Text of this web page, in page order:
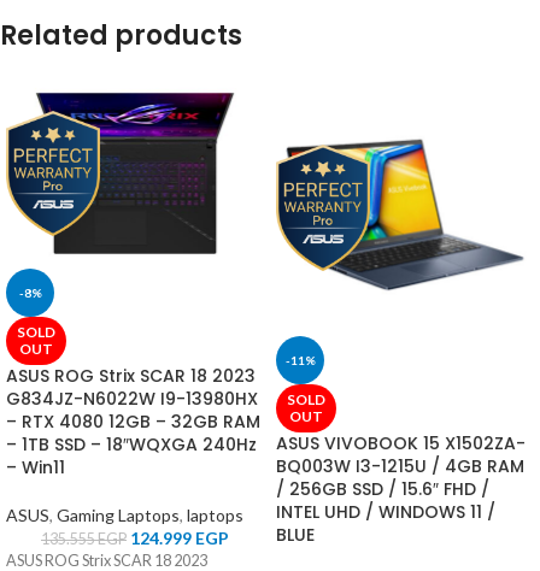
Related products
-8%
SOLD
OUT
ASUS ROG Strix SCAR 18 2023
G834JZ-N6022W I9-13980HX
– RTX 4080 12GB – 32GB RAM
– 1TB SSD – 18″WQXGA 240Hz
– Win11
ASUS, Gaming Laptops, laptops
135.555EGP 124.999 EGP
ASUS ROG Strix SCAR 18 2023
-11%
SOLD
OUT
ASUS VIVOBOOK 15 X1502ZA-
BQ003W I3-1215U / 4GB RAM
/ 256GB SSD / 15.6″ FHD /
INTEL UHD / WINDOWS 11 /
BLUE